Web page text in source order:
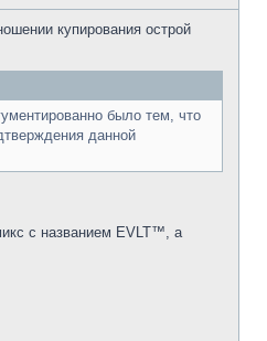
купирования острой
было тем, что
данной
с названием EVLT™, а